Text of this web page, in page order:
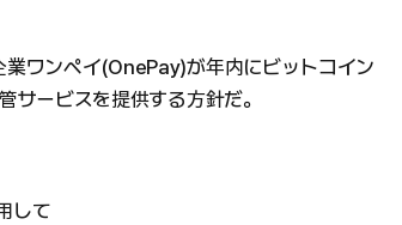
ワンペイ(OnePay)が年内にビットコイン
サービスを提供する方針だ。
して